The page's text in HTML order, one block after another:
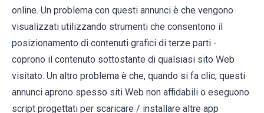
online. Un problema con questi annunci è che vengono
visualizzati utilizzando strumenti che consentono il
posizionamento di contenuti grafici di terze parti -
coprono il contenuto sottostante di qualsiasi sito Web
visitato. Un altro problema è che, quando si fa clic, questi
annunci aprono spesso siti Web non affidabili o eseguono
script progettati per scaricare / installare altre app